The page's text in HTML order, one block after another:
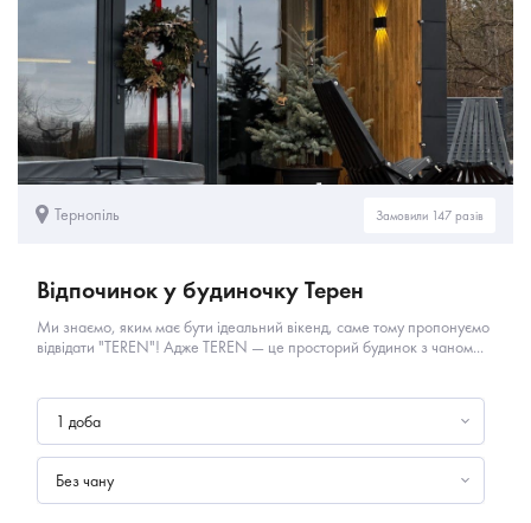
Тернопіль Замовили 147 разів
Відпочинок у будиночку Терен
Ми знаємо, яким має бути ідеальний вікенд, саме тому пропонуємо
відвідати "TEREN"! Адже TEREN — це просторий будинок з чаном...
1 доба
Без чану